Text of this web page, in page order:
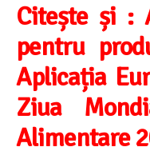
Citește și :
pentru
Aplicația
Ziua
Alimentare